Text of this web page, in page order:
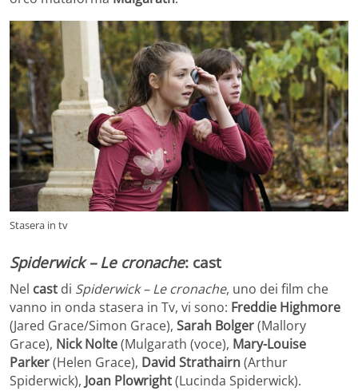
Stasera in tv
Spiderwick – Le cronache: cast
Nel cast di Spiderwick – Le cronache, uno dei film che
vanno in onda stasera in Tv, vi sono: Freddie Highmore
(Jared Grace/Simon Grace), Sarah Bolger(Mallory
Grace), Nick Nolte(Mulgarath (voce), Mary-Louise
Parker(Helen Grace), David Strathairn(Arthur
Spiderwick), Joan Plowright(Lucinda Spiderwick).